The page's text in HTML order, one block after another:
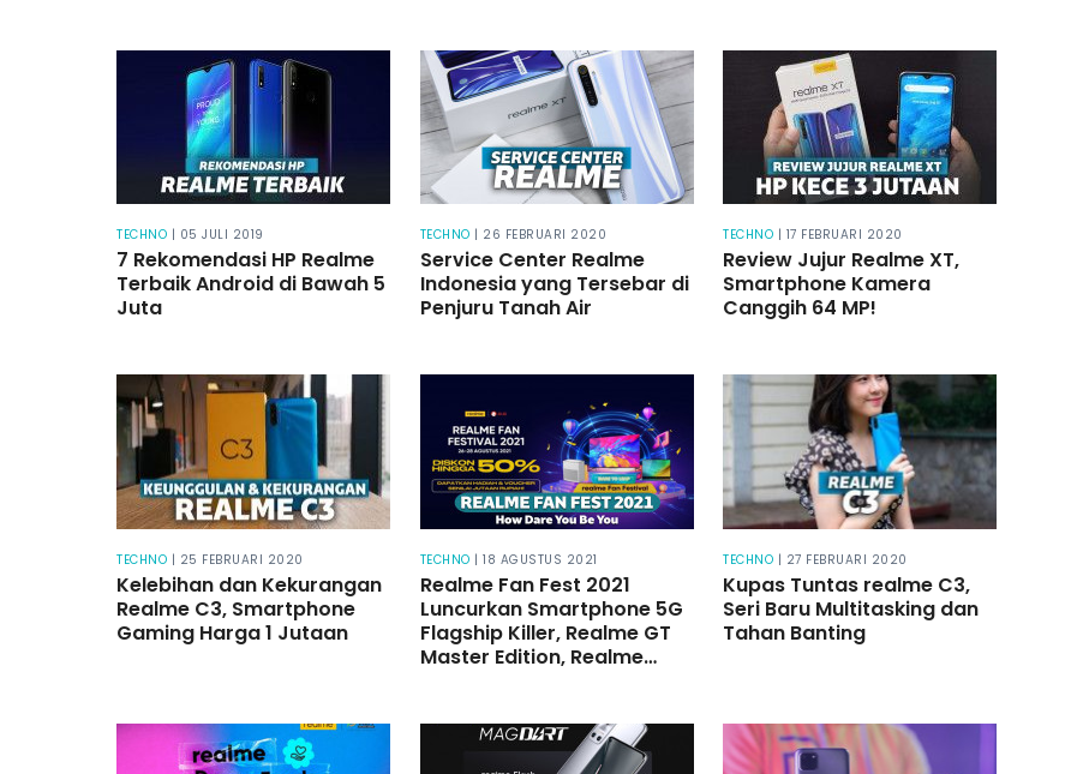
TECHNO | 05 JULI 2019
7 Rekomendasi HP Realme
Terbaik Android di Bawah 5
Juta
TECHNO | 26 FEBRUARI 2020
Service Center Realme
Indonesia yang Tersebar di
Penjuru Tanah Air
TECHNO | 17 FEBRUARI 2020
Review Jujur Realme XT,
Smartphone Kamera
Canggih 64 MP!
TECHNO | 25 FEBRUARI 2020
Kelebihan dan Kekurangan
Realme C3, Smartphone
Gaming Harga 1 Jutaan
TECHNO | 18 AGUSTUS 2021
Realme Fan Fest 2021
Luncurkan Smartphone 5G
Flagship Killer, Realme GT
Master Edition, Realme
Realme Smart TV 4K 50”
TECHNO | 27 FEBRUARI 2020
Kupas Tuntas realme C3,
Seri Baru Multitasking dan
Tahan Banting